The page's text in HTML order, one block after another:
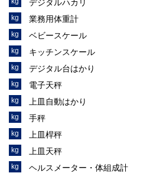
デジタルハカリ
業務用体重計
ベビースケール
キッチンスケール
デジタル台はかり
電子天秤
上皿自動はかり
手秤
上皿桿秤
上皿天秤
ヘルスメーター・体組成計